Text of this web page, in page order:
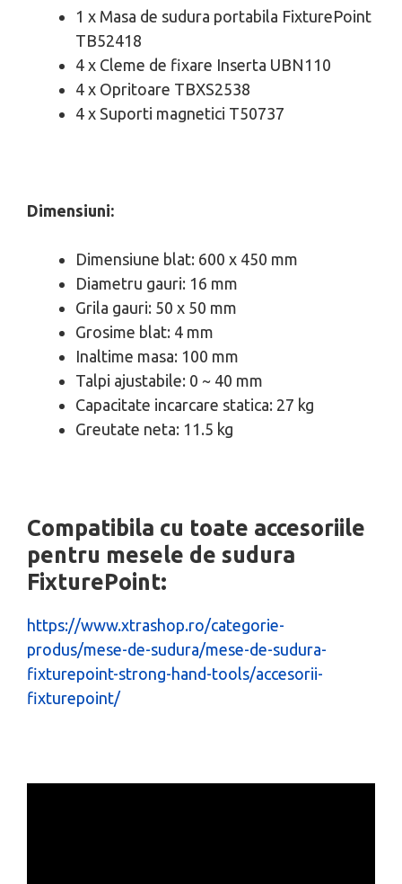
1 x Masa de sudura portabila FixturePoint
TB52418
4 x Cleme de fixare Inserta UBN110
4 x Opritoare TBXS2538
4 x Suporti magnetici T50737
Dimensiuni:
Dimensiune blat: 600 x 450 mm
Diametru gauri: 16 mm
Grila gauri: 50 x 50 mm
Grosime blat: 4 mm
Inaltime masa: 100 mm
Talpi ajustabile: 0 ~ 40 mm
Capacitate incarcare statica: 27 kg
Greutate neta: 11.5 kg
Compatibila cu toate accesoriile
pentru mesele de sudura
FixturePoint:
https://www.xtrashop.ro/categorie-
produs/mese-de-sudura/mese-de-sudura-
fixturepoint-strong-hand-tools/accesorii-
fixturepoint/